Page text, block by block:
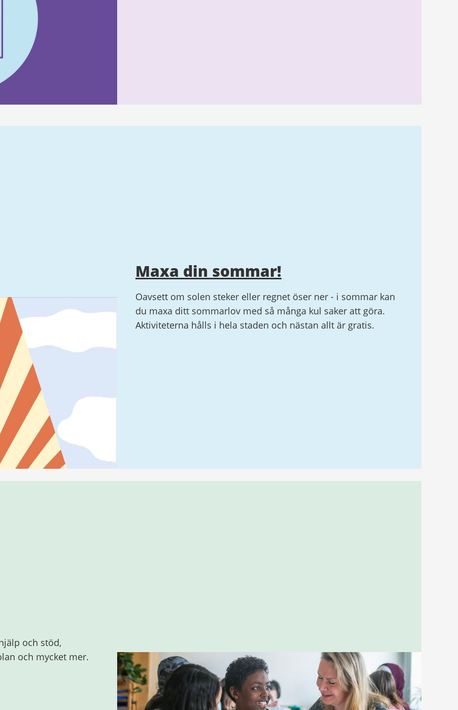
Maxa din sommar!
Oavsett om solen steker eller regnet öser ner - i sommar kan
du maxa ditt sommarlov med så många kul saker att göra.
Aktiviteterna hålls i hela staden och nästan allt är gratis.
och stöd,
och mycket mer.